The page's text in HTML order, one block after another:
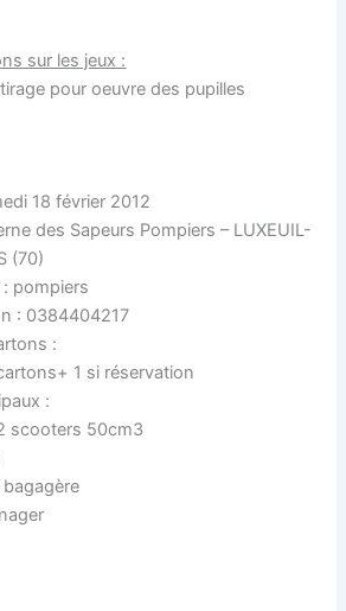
sur les jeux :
pour oeuvre des pupilles
18 février 2012
des Sapeurs Pompiers – LUXEUIL-
(70)
pompiers
: 0384404217
:
1 si réservation
:
scooters 50cm3
bagagère